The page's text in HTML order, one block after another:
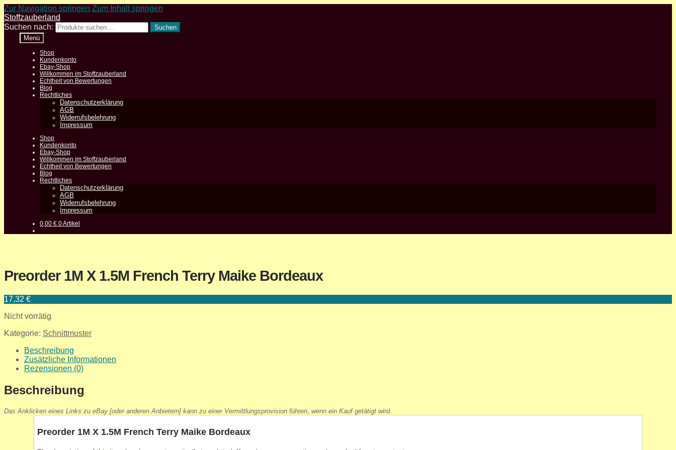
Zur Navigation springen Zum Inhalt springen
Stoffzauberland
Suchen nach:
Suchen
Menü
Shop
Kundenkonto
Ebay-Shop
Willkommen im Stoffzauberland
Echtheit von Bewertungen
Blog
Rechtliches
Datenschutzerklärung
AGB
Widerrufsbelehrung
Impressum
Shop
Kundenkonto
Ebay-Shop
Willkommen im Stoffzauberland
Echtheit von Bewertungen
Blog
Rechtliches
Datenschutzerklärung
AGB
Widerrufsbelehrung
Impressum
0,00€ 0 Artikel
Preorder 1M X 1.5M French Terry Maike Bordeaux
17,32 €
Nicht vorrätig
Kategorie: Schnittmuster
Beschreibung
Zusätzliche Informationen
Rezensionen (0)
Beschreibung
Das Anklicken eines Links zu eBay [oder anderen Anbietern] kann zu einer Vermittlungsprovision führen, wenn ein Kauf getätigt wird.
Preorder 1M X 1.5M French Terry Maike Bordeaux